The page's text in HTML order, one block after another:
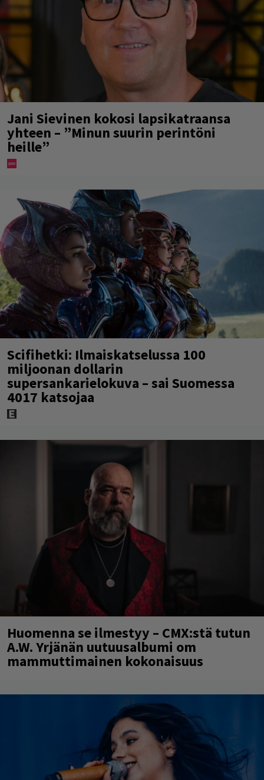
Jani Sievinen kokosi lapsikatraansa
yhteen – ”Minun suurin perintöni
heille”
Scifihetki: Ilmaiskatselussa 100
miljoonan dollarin
supersankarielokuva – sai Suomessa
4017 katsojaa
Huomenna se ilmestyy – CMX:stä tutun
A.W. Yrjänän uutuusalbumi om
mammuttimainen kokonaisuus